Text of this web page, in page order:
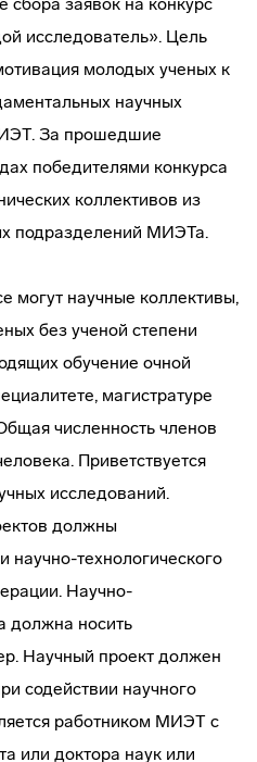
исследователь». Цель
молодых ученых к
научных
За прошедшие
победителями конкурса
коллективов из
подразделений МИЭТа.
могут научные коллективы,
без ученой степени
обучение очной
магистратуре
численность членов
Приветствуется
исследований.
должны
научно-технологического
Научно-
должна носить
Научный проект должен
содействии научного
работником МИЭТ с
или доктора наук или